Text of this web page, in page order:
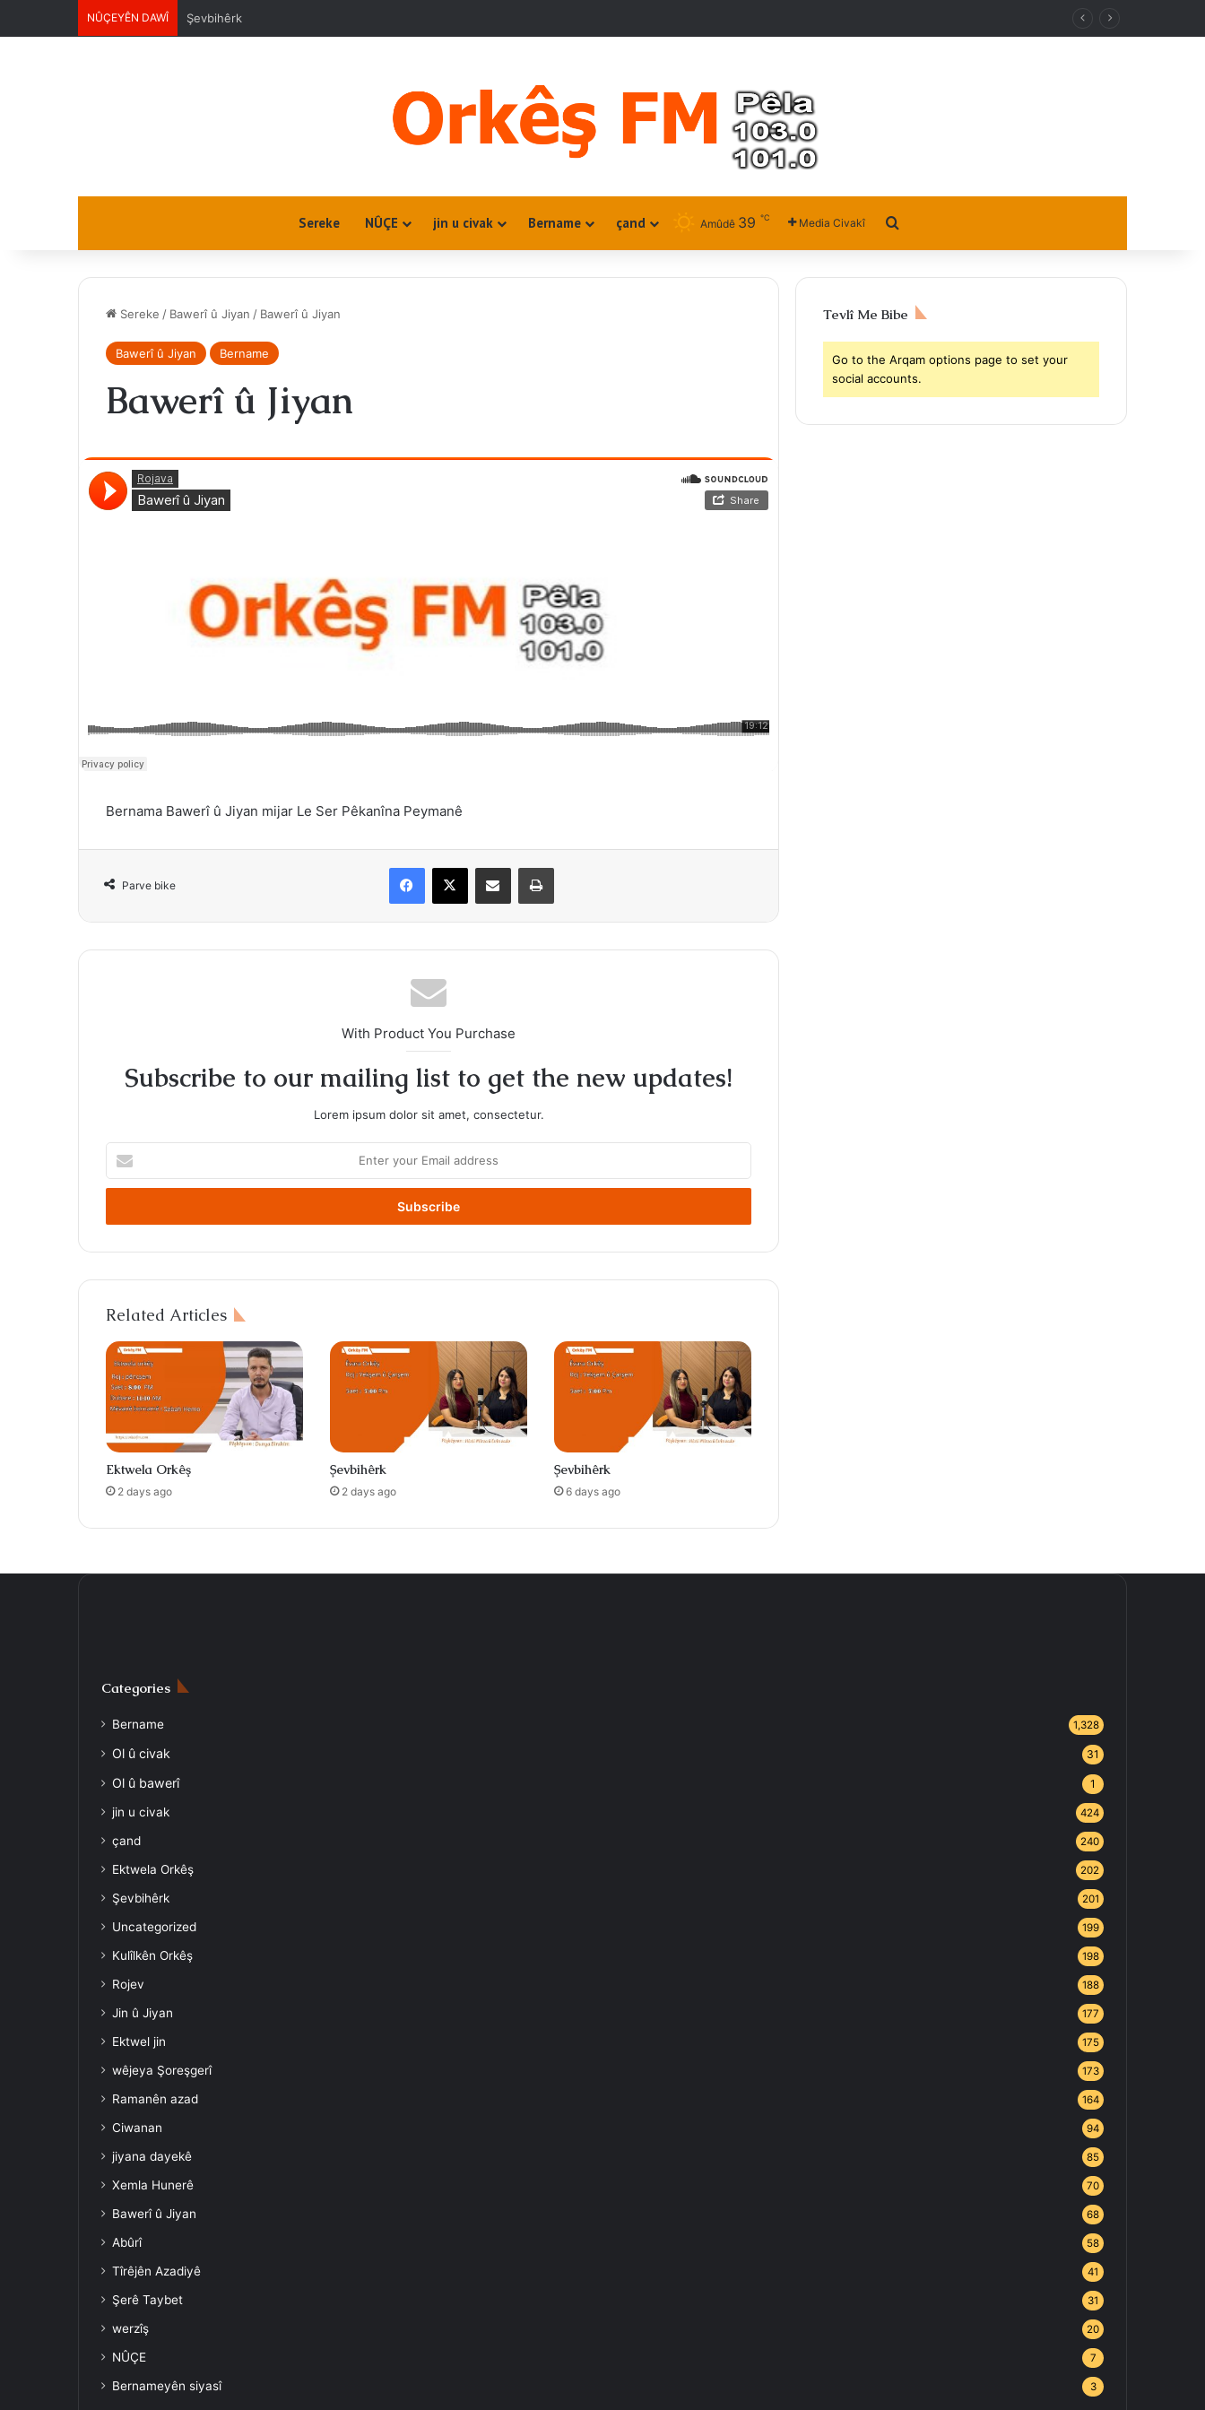
NÛÇEYÊN DAWÎ Ektwel jin
Sereke NÛÇE jin u civak Bername çand Amûdê 39 ℃ Media Civakî
Sereke / Bawerî û Jiyan / Bawerî û Jiyan
Bawerî û Jiyan Bername
Bawerî û Jiyan
Bernama Bawerî û Jiyan mijar Le Ser Pêkanîna Peymanê
Parve bike
Facebook
X Share via Email Print
With Product You Purchase
Subscribe to our mailing list to get the new updates!
Lorem ipsum dolor sit amet, consectetur.
your
Email
Related Articles
Ektwela Orkêş
2 days ago
Şevbihêrk
2 days ago
Şevbihêrk
6 days ago
Tevlî Me Bibe
Go to the Arqam options page to set your
social accounts.
Categories
Bername 1,328
Ol û civak 31
Ol û bawerî 1
jin u civak 424
çand 240
Ektwela Orkêş 202
Şevbihêrk 201
Uncategorized 199
Kulîlkên Orkêş 198
Rojev 188
Jin û Jiyan 177
Ektwel jin 175
wêjeya Şoreşgerî 173
Ramanên azad 164
Ciwanan 94
jiyana dayekê 85
Xemla Hunerê 70
Bawerî û Jiyan 68
Abûrî 58
Tîrêjên Azadiyê 41
Şerê Taybet 31
werzîş 20
NÛÇE 7
Bernameyên siyasî 3